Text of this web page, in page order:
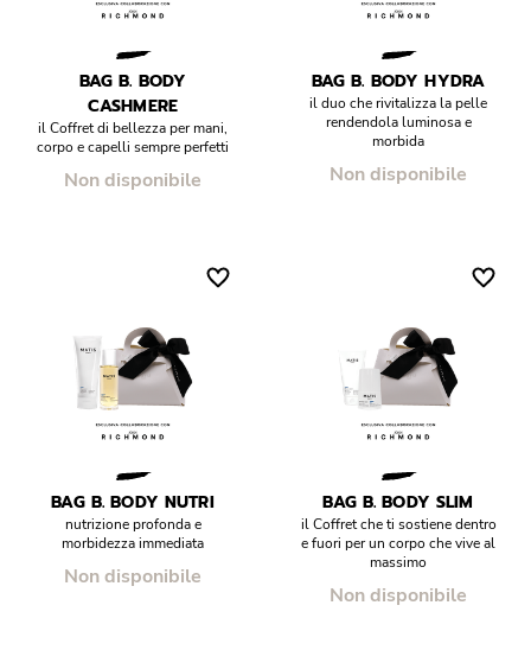
Réponse Pureté
Réponse Délicate
Réponse Éclat
Réponse Fondamentale
Réponse Body
Réponse Soleil
Edizione Limitata
BAG B. BODY
CASHMERE
il Coffret di bellezza per mani,
corpo e capelli sempre perfetti
Non disponibile
BAG B. BODY HYDRA
il duo che rivitalizza la pelle
rendendola luminosa e
morbida
Non disponibile
BAG B. BODY NUTRI
nutrizione profonda e
morbidezza immediata
Non disponibile
BAG B. BODY SLIM
il Coffret che ti sostiene dentro
e fuori per un corpo che vive al
massimo
Non disponibile